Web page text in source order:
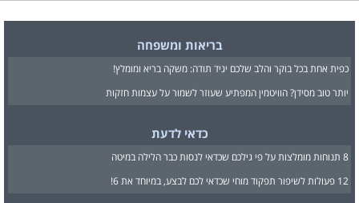
בריאות ומשפחה
כפית אחת בכל בוקר והלב שלכם יגיד תודה: משקה בריא ומומלץ!
יותר טוב מסידן? הוויטמין המפתיע שעוזר לשמור על עצמות חזקות
כדאי לדעת
8 תנוחות מומלצות על פי גילכם שכדאי לנסות כבר הלילה במיטה
12 פעולות לשיפור תפקוד מוחי שכדאי לכם לבצע, במיוחד את 6!